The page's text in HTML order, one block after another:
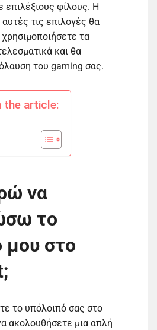
επιλέξιους φίλους. Η
τις επιλογές θα
χρησιμοποιήσετε τα
και θα
του gaming σας.
the article:
να
το
μου στο
το υπόλοιπό σας στο
ακολουθήσετε μια απλή